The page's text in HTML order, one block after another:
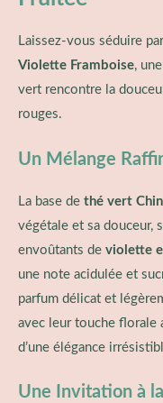
Laissez-vous séduire
Violette Framboise,
vert rencontre la
rouges.
Un Mélange
La base de thé vert
végétale et sa douceur,
envoûtants de violette
une note acidulée et
parfum délicat et
avec leur touche florale
d’une élégance
Une Invitation à